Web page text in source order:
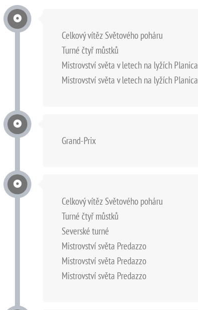
Celkový vítěz Světového poháru
Turné čtyř můstků
Mistrovství světa v letech na lyžích Planica
Mistrovství světa v letech na lyžích Planica
Grand-Prix
Celkový vítěz Světového poháru
Turné čtyř můstků
Severské turné
Mistrovství světa Predazzo
Mistrovství světa Predazzo
Mistrovství světa Predazzo